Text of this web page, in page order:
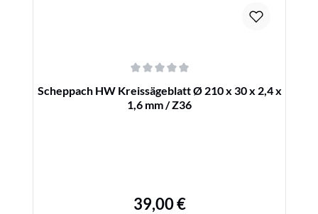
Scheppach HW Kreissägeblatt Ø 210 x 30 x 2,4 x
1,6 mm / Z36
Regulärer Preis:
39,00 €